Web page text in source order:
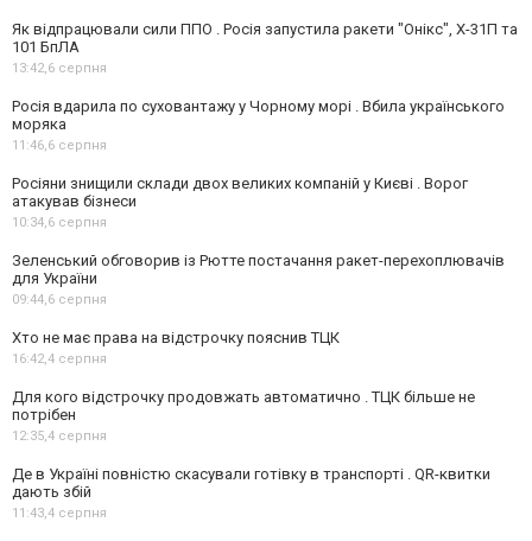
Як відпрацювали сили ППО . Росія запустила ракети "Онікс", Х-31П та
101 БпЛА
13:42,6 серпня
Росія вдарила по суховантажу у Чорному морі . Вбила українського
моряка
11:46,6 серпня
Росіяни знищили склади двох великих компаній у Києві . Ворог
атакував бізнеси
10:34,6 серпня
Зеленський обговорив із Рютте постачання ракет-перехоплювачів
для України
09:44,6 серпня
Хто не має права на відстрочку пояснив ТЦК
16:42,4 серпня
Для кого відстрочку продовжать автоматично . ТЦК більше не
потрібен
12:35,4 серпня
Де в Україні повністю скасували готівку в транспорті . QR-квитки
дають збій
11:43,4 серпня